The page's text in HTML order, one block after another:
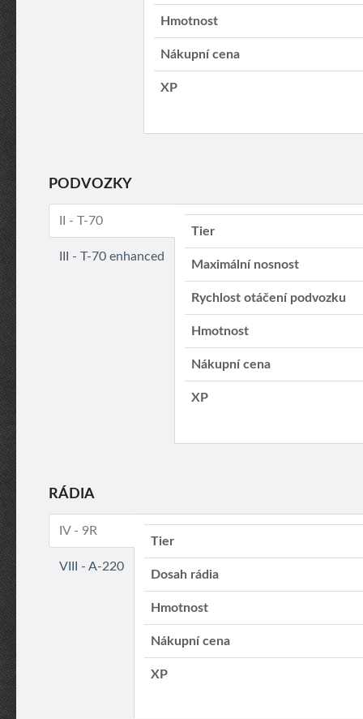
Hmotnost
Nákupní cena
XP
PODVOZKY
II - T-70
III - T-70 enhanced
Tier
Maximální nosnost
Rychlost otáčení podvozku
Hmotnost
Nákupní cena
XP
RÁDIA
IV - 9R
VIII - A-220
Tier
Dosah rádia
Hmotnost
Nákupní cena
XP